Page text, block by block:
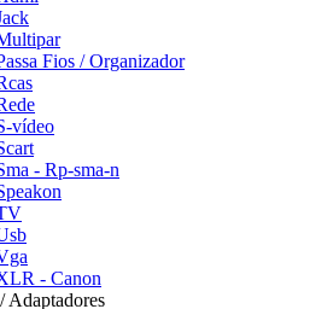
Fios / Organizador
vídeo
- Rp-sma-n
- Canon
Adaptadores